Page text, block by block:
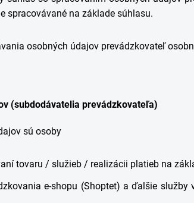
spracovávané na základe súhlasu.
osobných údajov prevádzkovateľ
(subdodávatelia prevádzkovateľa)
sú osoby
tovaru / služieb / realizácii platieb na
e-shopu (Shoptet) a ďalšie služby